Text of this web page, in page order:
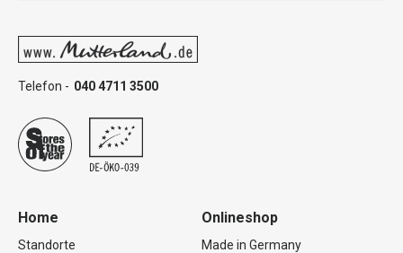
Telefon - 040 4711 3500
Home
Standorte
Onlineshop
Made in Germany